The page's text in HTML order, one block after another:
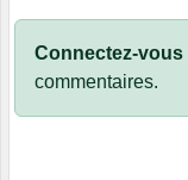
Connectez-vous
commentaires.